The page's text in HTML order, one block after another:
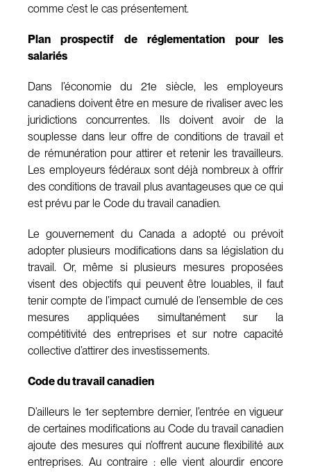
comme c’est le cas présentement.
Plan prospectif de réglementation pour les
salariés
Dans l’économie du 21e siècle, les employeurs
canadiens doivent être en mesure de rivaliser avec les
juridictions concurrentes. Ils doivent avoir de la
souplesse dans leur offre de conditions de travail et
de rémunération pour attirer et retenir les travailleurs.
Les employeurs fédéraux sont déjà nombreux à offrir
des conditions de travail plus avantageuses que ce qui
est prévu par le Code du travail canadien.
Le gouvernement du Canada a adopté ou prévoit
adopter plusieurs modifications dans sa législation du
travail. Or, même si plusieurs mesures proposées
visent des objectifs qui peuvent être louables, il faut
tenir compte de l’impact cumulé de l’ensemble de ces
mesures appliquées simultanément sur la
compétitivité des entreprises et sur notre capacité
collective d’attirer des investissements.
Code du travail canadien
D’ailleurs le 1er septembre dernier, l’entrée en vigueur
de certaines modifications au Code du travail canadien
ajoute des mesures qui n’offrent aucune flexibilité aux
entreprises. Au contraire : elle vient alourdir encore